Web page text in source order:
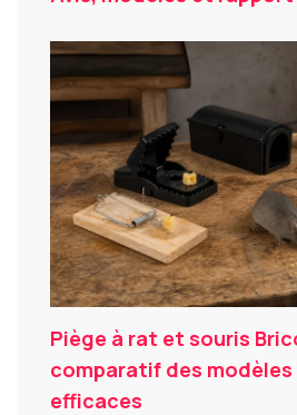
Piège à rat et souris
comparatif des modèles
efficaces